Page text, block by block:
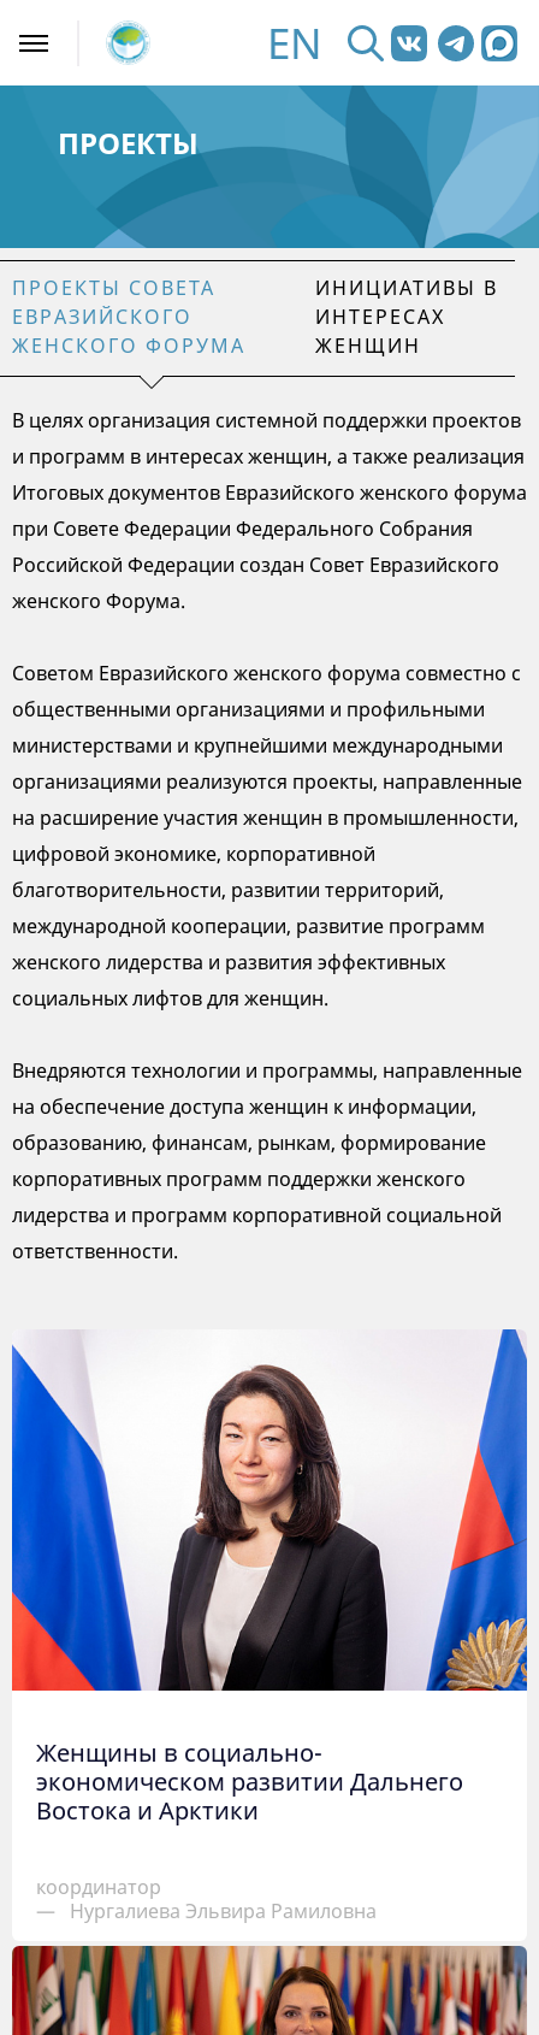
EN
ПРОЕКТЫ
ПРОЕКТЫ СОВЕТА
ЕВРАЗИЙСКОГО
ЖЕНСКОГО ФОРУМА
ИНИЦИАТИВЫ В
ИНТЕРЕСАХ
ЖЕНЩИН
В целях организация системной поддержки проектов
и программ в интересах женщин, а также реализация
Итоговых документов Евразийского женского форума
при Совете Федерации Федерального Собрания
Российской Федерации создан Совет Евразийского
женского Форума.
Советом Евразийского женского форума совместно с
общественными организациями и профильными
министерствами и крупнейшими международными
организациями реализуются проекты, направленные
на расширение участия женщин в промышленности,
цифровой экономике, корпоративной
благотворительности, развитии территорий,
международной кооперации, развитие программ
женского лидерства и развития эффективных
социальных лифтов для женщин.
Внедряются технологии и программы, направленные
на обеспечение доступа женщин к информации,
образованию, финансам, рынкам, формирование
корпоративных программ поддержки женского
лидерства и программ корпоративной социальной
ответственности.
Женщины в социально-
экономическом развитии Дальнего
Востока и Арктики
координатор
—
Нургалиева Эльвира Рамиловна